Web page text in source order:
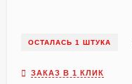
ОСТАЛАСЬ 1 ШТУКА
ЗАКАЗ В 1 КЛИК